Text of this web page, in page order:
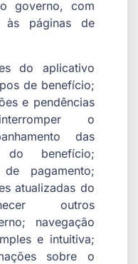
governo, com
às páginas de
do aplicativo
de benefício;
e pendências
o
das
do benefício;
pagamento;
atualizadas do
outros
navegação
e intuitiva;
sobre o